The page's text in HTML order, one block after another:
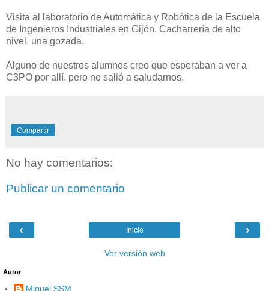
Visita al laboratorio de Automática y Robótica de la Escuela
de Ingenieros Industriales en Gijón. Cacharrería de alto
nivel. una gozada.
Alguno de nuestros alumnos creo que esperaban a ver a
C3PO por allí, pero no salió a saludarnos.
Compartir
No hay comentarios:
Publicar un comentario
‹ ›
Inicio
Ver versión web
Autor
Miguel SSM